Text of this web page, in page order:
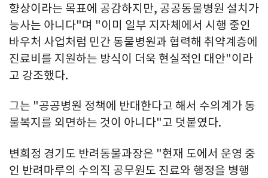
향상이라는 목표에 공감하지만, 공공동물병원 설치가
능사는 아니다"며 "이미 일부 지자체에서 시행 중인
바우처 사업처럼 민간 동물병원과 협력해 취약계층에
진료비를 지원하는 방식이 더욱 현실적인 대안"이라
고 강조했다.
그는 "공공병원 정책에 반대한다고 해서 수의계가 동
물복지를 외면하는 것이 아니다"고 덧붙였다.
변희정 경기도 반려동물과장은 "현재 도에서 운영 중
인 반려마루의 수의직 공무원도 진료와 행정을 병행